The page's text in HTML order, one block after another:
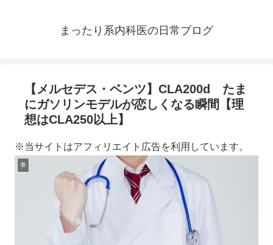
まったり系内科医の日常ブログ
【メルセデス・ベンツ】CLA200d たま
にガソリンモデルが恋しくなる瞬間【理
想はCLA250以上】
※当サイトはアフィリエイト広告を利用しています。
車